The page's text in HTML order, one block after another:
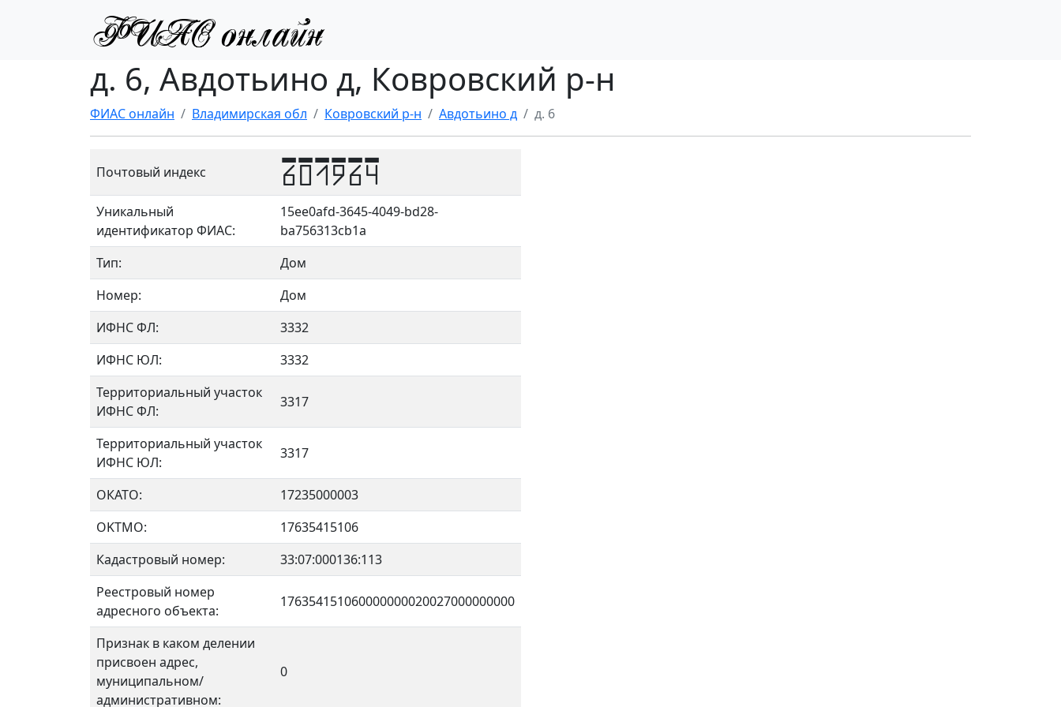
д. 6, Авдотьино д, Ковровский р-н
ФИАС онлайн Владимирская обл Ковровский р-н Авдотьино д д. 6
Почтовый индекс 601964
Уникальный
идентификатор ФИАС:
15ee0afd-3645-4049-bd28-
ba756313cb1a
Тип:
Дом
Номер:
Дом
ИФНС ФЛ:
3332
ИФНС ЮЛ:
3332
Территориальный участок
ИФНС ФЛ:
3317
Территориальный участок
ИФНС ЮЛ:
3317
ОКАТО:
17235000003
OKTMO:
17635415106
Кадастровый номер:
33:07:000136:113
Реестровый номер
адресного объекта:
176354151060000000020027000000000
Признак в каком делении
присвоен адрес,
муниципальном/
административном:
0